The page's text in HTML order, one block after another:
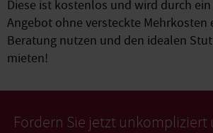
Diese ist kostenlos und wird durch
Angebot ohne versteckte Mehrkosten
Beratung nutzen und den idealen
mieten!
Fordern Sie jetzt unkompliziert